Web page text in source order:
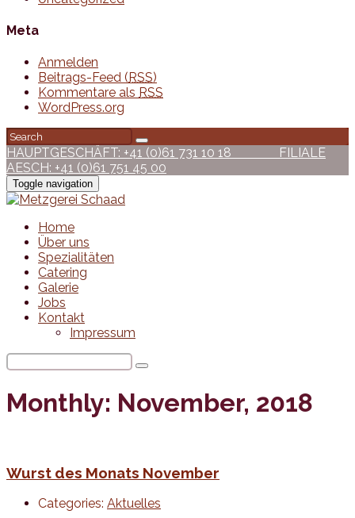
Meta
Anmelden
Beitrags-Feed (RSS)
Kommentare als RSS
WordPress.org
HAUPTGESCHÄFT: +41 (0)61 731 10 18 FILIALE
AESCH: +41 (0)61 751 45 00
Toggle navigation
Home
Über uns
Spezialitäten
Catering
Galerie
Jobs
Kontakt
Impressum
Monthly: November, 2018
Wurst des Monats November
Categories: Aktuelles